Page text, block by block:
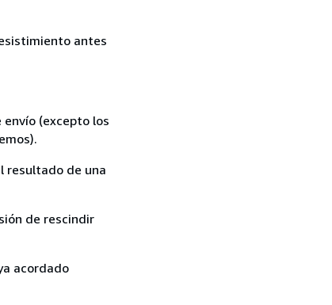
antes
(excepto los
resultado de una
de rescindir
acordado